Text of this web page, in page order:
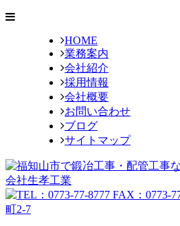
HOME
業務案内
会社紹介
採用情報
会社概要
お問い合わせ
ブログ
サイトマップ